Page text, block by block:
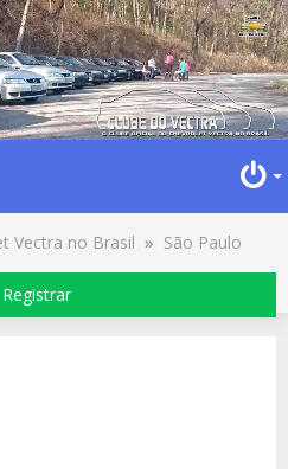
Vectra no Brasil » São Paulo
Registrar